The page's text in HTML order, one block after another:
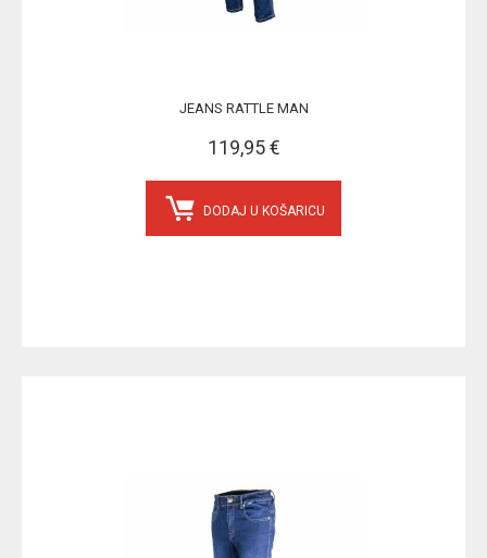
JEANS RATTLE MAN
119,95 €
DODAJ U KOŠARICU